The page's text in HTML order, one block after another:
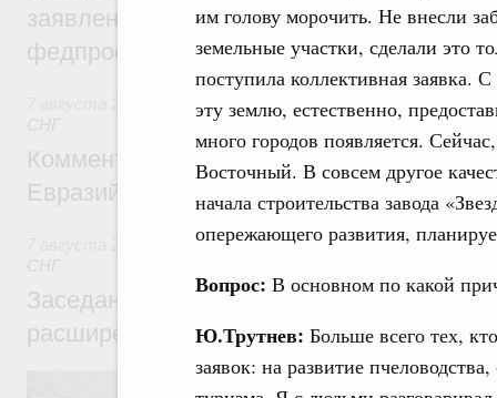
им голову морочить. Не внесли
земельные участки, сделали это
поступила коллективная заявка.
эту землю, естественно,
много городов появляется.
Восточный. В совсем другое
начала строительства завода
опережающего развития,
Вопрос: В основном по какой
Ю.Трутнев: Больше всего тех,
заявок: на развитие
заявлений от абитуриентов колледжей и
федпроекта «Профессионалитет»
Евразийский экономический союз.
СНГ
Комментарий Алексея Оверчука по
Евразийского межправительственного
Евразийский экономический союз.
СНГ
Заседание Евразийского
расширенном составе
В повестке заседания актуальные задачи